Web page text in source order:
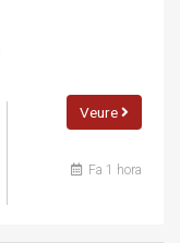
Veure
Fa 1 hora